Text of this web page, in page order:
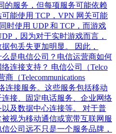
的服务，但每项服务可能依赖
能使用 TCP，VPN 网关可能
时使用 UDP 和 TCP，而游戏
，因为对于实时游戏而言，
包丢失更加明显。 因此，
么是电信公司？电信运营商如何
连接支持？ 电信公司（Telco
（Telecommunications
连接服务。这些服务包括移动
接、固定电话服务、企业网络
及数据中心连接等。 对于普
视为移动通信或宽带互联网服
公司远不只是一个服务品牌，